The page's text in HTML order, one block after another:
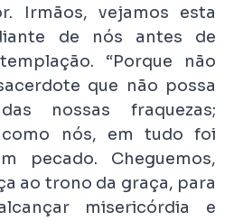
Irmãos, vejamos esta
de nós antes de
“Porque não
que não possa
nossas fraquezas;
nós, em tudo foi
pecado. Cheguemos,
ao trono da graça, para
misericórdia e